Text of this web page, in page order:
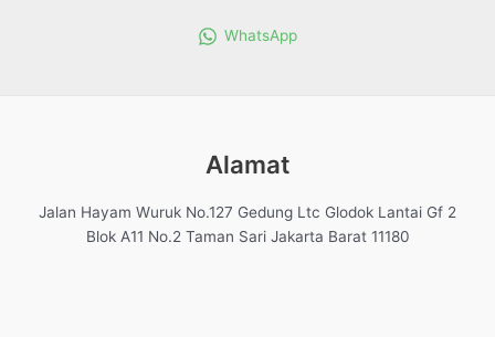
WhatsApp
Alamat
Jalan Hayam Wuruk No.127 Gedung Ltc Glodok Lantai Gf 2
Blok A11 No.2 Taman Sari Jakarta Barat 11180